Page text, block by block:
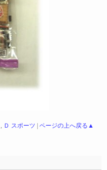
Ｄ スポーツ | ページの上へ戻る▲